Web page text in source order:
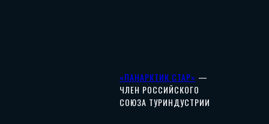
«ПАНАРКТИК СТАР» —
ЧЛЕН РОССИЙСКОГО
СОЮЗА ТУРИНДУСТРИИ